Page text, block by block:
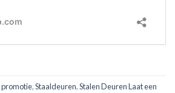
promotie,Staaldeuren,Stalen DeurenLaat een